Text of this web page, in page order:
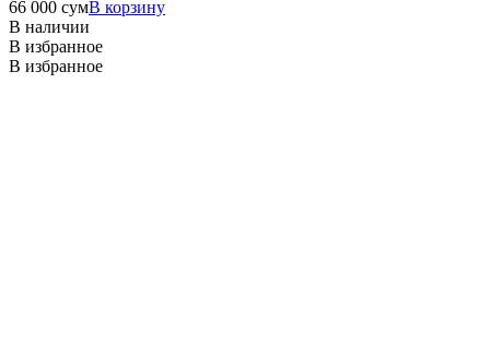
66 000 сумВ корзину
В наличии
В избранное
В избранное